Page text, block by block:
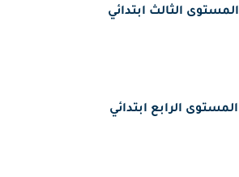
المستوى الثالث ابتدائي
المستوى الرابع ابتدائي